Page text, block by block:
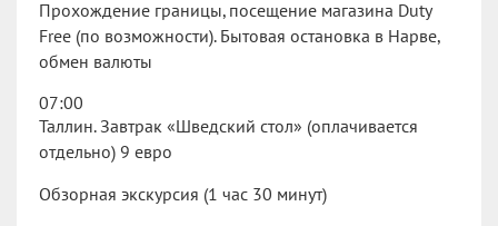
Прохождение границы, посещение магазина Duty
Free (по возможности). Бытовая остановка в Нарве,
обмен валюты
07:00
Таллин. Завтрак «Шведский стол» (оплачивается
отдельно) 9 евро
Обзорная экскурсия (1 час 30 минут)